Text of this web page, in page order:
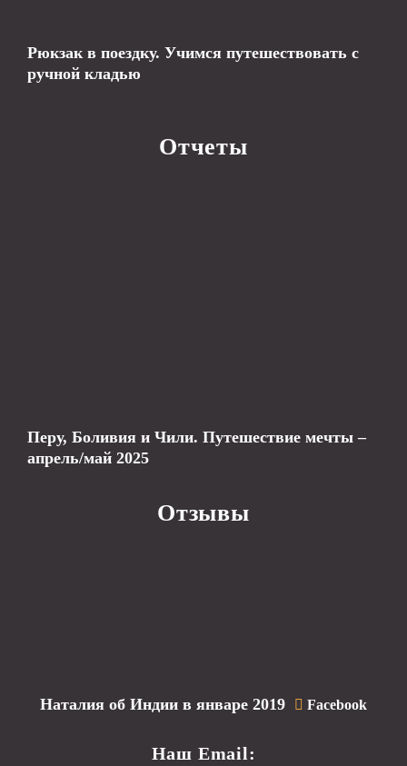
Рюкзак в поездку. Учимся путешествовать с
ручной кладью
Отчеты
Перу, Боливия и Чили. Путешествие мечты –
апрель/май 2025
Отзывы
Наталия об Индии в январе 2019 Facebook
Наш Email: